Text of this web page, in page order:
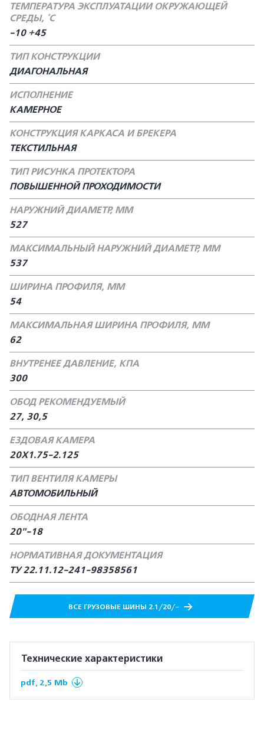
ТЕМПЕРАТУРА ЭКСПЛУАТАЦИИ ОКРУЖАЮЩЕЙ
СРЕДЫ, °С
-10 +45
ТИП КОНСТРУКЦИИ
ДИАГОНАЛЬНАЯ
ИСПОЛНЕНИЕ
КАМЕРНОЕ
КОНСТРУКЦИЯ КАРКАСА И БРЕКЕРА
ТЕКСТИЛЬНАЯ
ТИП РИСУНКА ПРОТЕКТОРА
ПОВЫШЕННОЙ ПРОХОДИМОСТИ
НАРУЖНИЙ ДИАМЕТР, ММ
527
МАКСИМАЛЬНЫЙ НАРУЖНИЙ ДИАМЕТР, ММ
537
ШИРИНА ПРОФИЛЯ, ММ
54
МАКСИМАЛЬНАЯ ШИРИНА ПРОФИЛЯ, ММ
62
ВНУТРЕНЕЕ ДАВЛЕНИЕ, КПА
300
ОБОД РЕКОМЕНДУЕМЫЙ
27, 30,5
ЕЗДОВАЯ КАМЕРА
20Х1.75-2.125
ТИП ВЕНТИЛЯ КАМЕРЫ
АВТОМОБИЛЬНЫЙ
ОБОДНАЯ ЛЕНТА
20"-18
НОРМАТИВНАЯ ДОКУМЕНТАЦИЯ
ТУ 22.11.12-241-98358561
ВСЕ ГРУЗОВЫЕ ШИНЫ 2.1/20/-
Технические характеристики
pdf, 2,5 Mb